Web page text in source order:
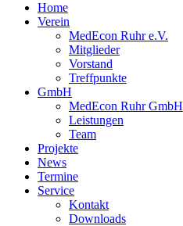
Home
Verein
MedEcon Ruhr e.V.
Mitglieder
Vorstand
Treffpunkte
GmbH
MedEcon Ruhr GmbH
Leistungen
Team
Projekte
News
Termine
Service
Kontakt
Downloads